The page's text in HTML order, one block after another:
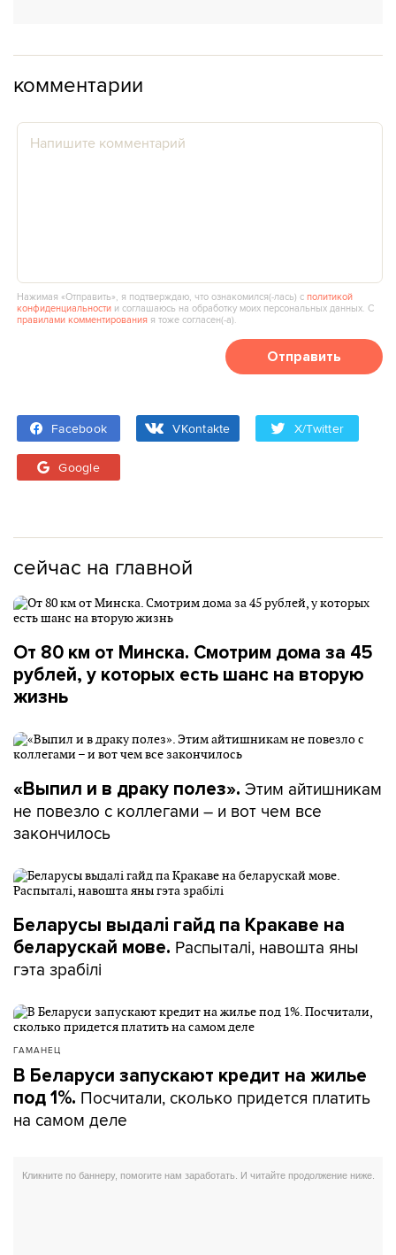
комментарии
Нажимая «Отправить», я подтверждаю, что ознакомился(‑лась) сполитикой
конфиденциальности и соглашаюсь на обработку моих персональных данных. С
правилами комментирования я тоже согласен(‑а).
Отправить
Facebook VKontakte X/Twitter
Google
сейчас на главной
От 80 км от Минска. Смотрим дома за 45
рублей, у которых есть шанс на вторую
жизнь
«Выпил и в драку полез». Этим айтишникам
не повезло с коллегами – и вот чем все
закончилось
Беларусы выдалі гайд па Кракаве на
беларускай мове. Распыталі, навошта яны
гэта зрабілі
ГАМАНЕЦ
В Беларуси запускают кредит на жилье
под 1%. Посчитали, сколько придется платить
на самом деле